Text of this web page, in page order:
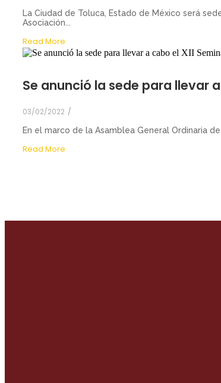
La Ciudad de Toluca, Estado de México será
Asociación...
Read More
Se anunció la sede para llevar
03/02/2022 /
En el marco de la Asamblea General Ordinaria
Read More